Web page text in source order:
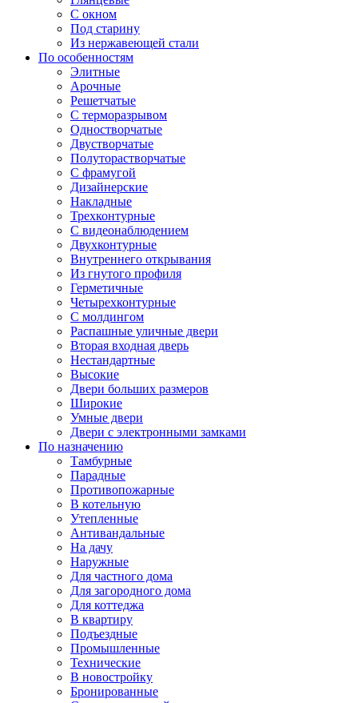
С окном
Под старину
Из нержавеющей стали
По особенностям
Элитные
Арочные
Решетчатые
С терморазрывом
Одностворчатые
Двустворчатые
Полуторастворчатые
С фрамугой
Дизайнерские
Накладные
Трехконтурные
С видеонаблюдением
Двухконтурные
Внутреннего открывания
Из гнутого профиля
Герметичные
Четырехконтурные
С молдингом
Распашные уличные двери
Вторая входная дверь
Нестандартные
Высокие
Двери больших размеров
Широкие
Умные двери
Двери с электронными замками
По назначению
Тамбурные
Парадные
Противопожарные
В котельную
Утепленные
Антивандальные
На дачу
Наружные
Для частного дома
Для загородного дома
Для коттеджа
В квартиру
Подъездные
Промышленные
Технические
В новостройку
Бронированные